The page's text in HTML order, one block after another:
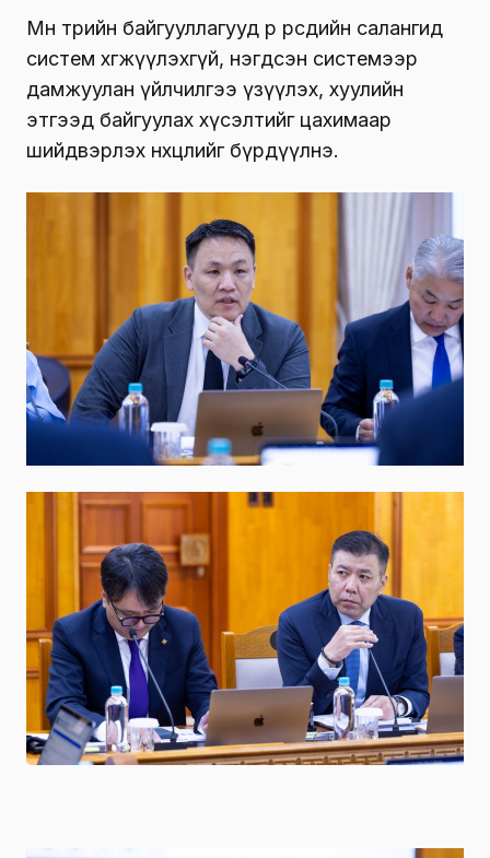
Мөн төрийн байгууллагууд өөр өөрсдийн салангид
систем хөгжүүлэхгүй, нэгдсэн системээр
дамжуулан үйлчилгээ үзүүлэх, хуулийн
этгээд байгуулах хүсэлтийг цахимаар
шийдвэрлэх нөхцөлийг бүрдүүлнэ.